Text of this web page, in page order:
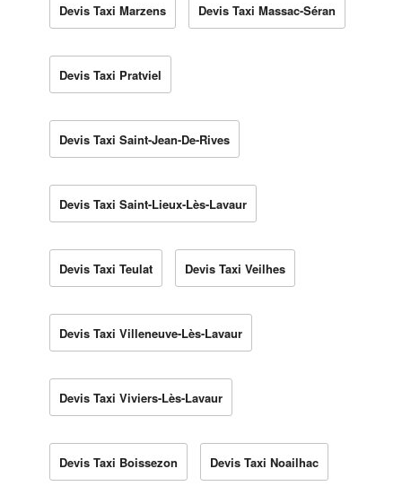
Devis Taxi Marzens Devis Taxi Massac-Séran
Devis Taxi Pratviel
Devis Taxi Saint-Jean-De-Rives
Devis Taxi Saint-Lieux-Lès-Lavaur
Devis Taxi Teulat Devis Taxi Veilhes
Devis Taxi Villeneuve-Lès-Lavaur
Devis Taxi Viviers-Lès-Lavaur
Devis Taxi Boissezon Devis Taxi Noailhac